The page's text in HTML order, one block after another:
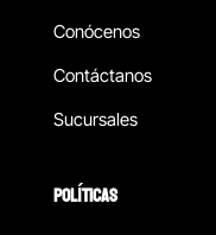
Conócenos
Contáctanos
Sucursales
POLÍTICAS